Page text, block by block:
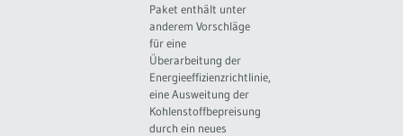
Paket enthält unter
anderem Vorschläge
für eine
Überarbeitung der
Energieeffizienzrichtlinie,
eine Ausweitung der
Kohlenstoffbepreisung
durch ein neues